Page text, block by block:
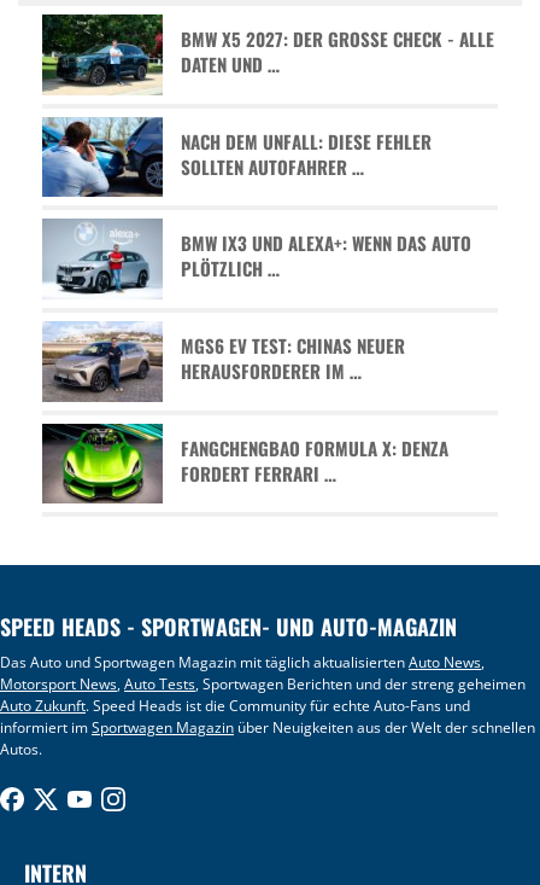
BMW X5 2027: DER GROSSE CHECK - ALLE D
ATEN UND …
NACH DEM UNFALL: DIESE FEHLER
SOLLTEN AUTOFAHRER …
BMW IX3 UND ALEXA+: WENN DAS AUTO
PLÖTZLICH …
MGS6 EV TEST: CHINAS NEUER
HERAUSFORDERER IM …
FANGCHENGBAO FORMULA X: DENZA
FORDERT FERRARI …
SPEED HEADS - SPORTWAGEN- UND AUTO-MAGAZIN
Das Auto und Sportwagen Magazin mit täglich aktualisiertenAuto News,
Motorsport News,Auto Tests, Sportwagen Berichten und der streng geheimen
Auto Zukunft. Speed Heads ist die Community für echte Auto-Fans und
informiert imSportwagen Magazin über Neuigkeiten aus der Welt der schnellen
Autos.
INTERN